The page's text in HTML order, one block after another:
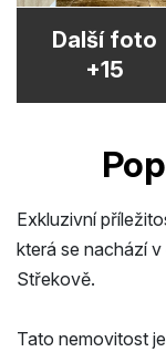
Další foto
+15
Exkluzivní
která se nachází
Střekově.
Tato nemovitost